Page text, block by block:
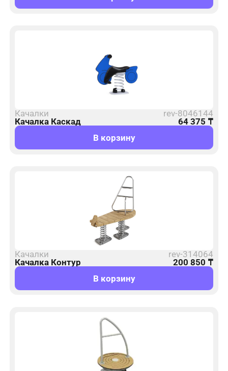
Качалки
rev-8046144
Качалка Каскад
64 375 ₸
В корзину
Качалки
rev-314064
Качалка Контур
200 850 ₸
В корзину